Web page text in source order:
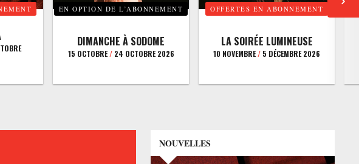
EN OPTION DE L’ABONNEMENT
DIMANCHE À SODOME
15 OCTOBRE/24 OCTOBRE 2026
OFFERTES EN ABONNEMENT
LA SOIRÉE LUMINEUSE
10 NOVEMBRE/ 5 DÉCEMBRE 2026
NOUVELLES